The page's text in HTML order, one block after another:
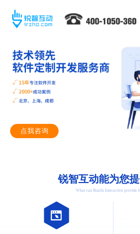
点我咨询
锐智互动能为您